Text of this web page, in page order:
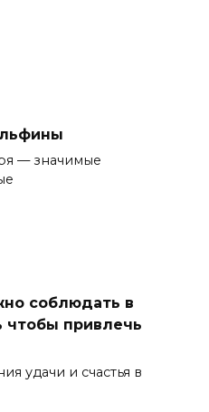
— значимые
соблюдать в
чтобы привлечь
удачи и счастья в